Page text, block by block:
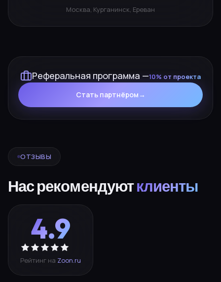
Москва, Курганинск, Ереван
Реферальная программа —10% от проекта
Стать партнёром →
ОТЗЫВЫ
Нас рекомендуютклиенты
4.9
Рейтинг на Zoon.ru